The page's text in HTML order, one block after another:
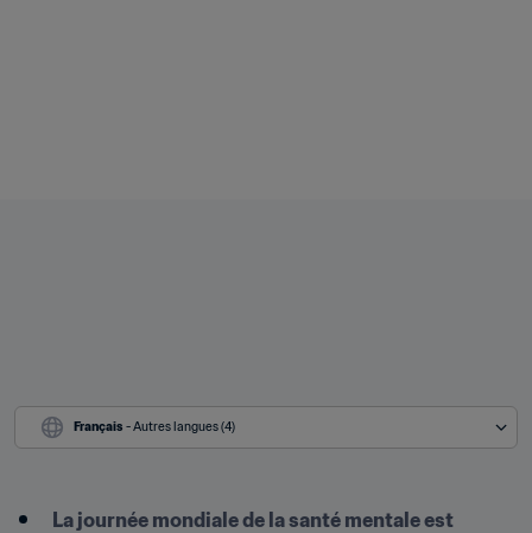
Français - Autres langues (4)
La journée mondiale de la santé mentale est